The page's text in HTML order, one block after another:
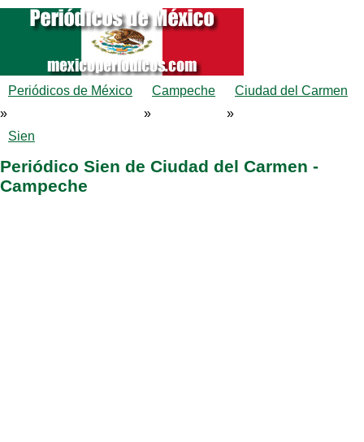
Periódicos de México
»
Campeche
»
Ciudad del Carmen
»
Sien
Periódico Sien de Ciudad del Carmen -
Campeche